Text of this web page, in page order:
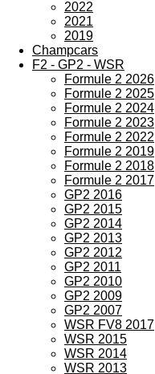
2022
2021
2019
Champcars
F2 - GP2 - WSR
Formule 2 2026
Formule 2 2025
Formule 2 2024
Formule 2 2023
Formule 2 2022
Formule 2 2019
Formule 2 2018
Formule 2 2017
GP2 2016
GP2 2015
GP2 2014
GP2 2013
GP2 2012
GP2 2011
GP2 2010
GP2 2009
GP2 2007
WSR FV8 2017
WSR 2015
WSR 2014
WSR 2013